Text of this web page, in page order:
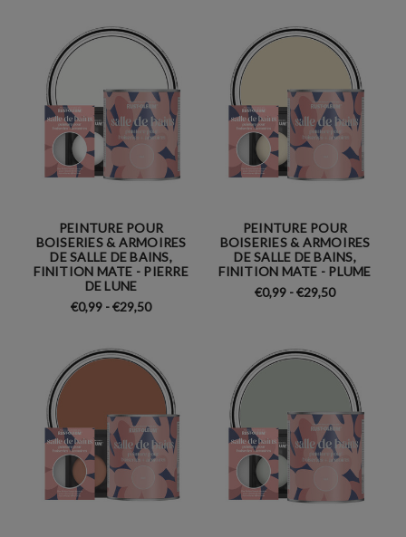
PEINTURE POUR
BOISERIES & ARMOIRES
DE SALLE DE BAINS,
FINITION MATE - PIERRE
DE LUNE
€0,99 - €29,50
PEINTURE POUR
BOISERIES & ARMOIRES
DE SALLE DE BAINS,
FINITION MATE - PLUME
€0,99 - €29,50